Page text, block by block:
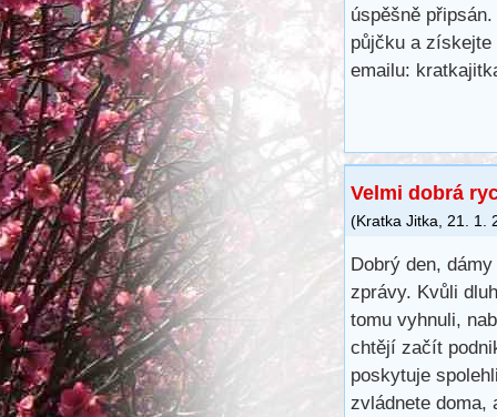
úspěšně
půjčku a získejte
emailu:
Velmi dobrá
(Kratka Jitka, 21. 1.
Dobrý den,
zprávy. Kvůli
tomu vyhnuli,
chtějí začít
poskytuje
zvládnete doma,